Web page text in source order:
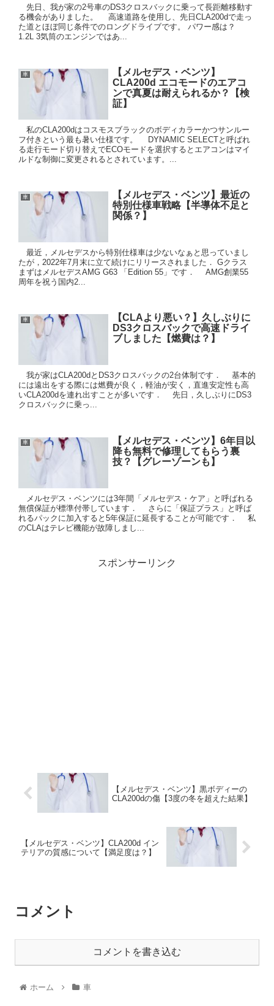
先日、我が家の2号車のDS3クロスバックに乗って長距離移動す
る機会がありました。 高速道路を使用し、先日CLA200dで走っ
た道とほぼ同じ条件でのロングドライブです。 パワー感は？
1.2L 3気筒のエンジンではあ...
車
【メルセデス・ベンツ】
CLA200d エコモードのエアコ
ンで真夏は耐えられるか？【検
証】
私のCLA200dはコスモスブラックのボディカラーかつサンルー
フ付きという最も暑い仕様です。 DYNAMIC SELECTと呼ばれ
る走行モード切り替えでECOモードを選択するとエアコンはマイ
ルドな制御に変更されるとされています。...
車
【メルセデス・ベンツ】最近の
特別仕様車戦略【半導体不足と
関係？】
最近，メルセデスから特別仕様車は少ないなぁと思っていまし
たが，2022年7月末に立て続けにリリースされました． Gクラス
まずはメルセデスAMG G63 「Edition 55」です． AMG創業55
周年を祝う国内2...
車
【CLAより悪い？】久しぶりに
DS3クロスバックで高速ドライ
ブしました【燃費は？】
我が家はCLA200dとDS3クロスバックの2台体制です． 基本的
には遠出をする際には燃費が良く，軽油が安く，直進安定性も高
いCLA200dを連れ出すことが多いです． 先日，久しぶりにDS3
クロスバックに乗っ...
車
【メルセデス・ベンツ】6年目以
降も無料で修理してもらう裏
技？【グレーゾーンも】
メルセデス・ベンツには3年間「メルセデス・ケア」と呼ばれる
無償保証が標準付帯しています． さらに「保証プラス」と呼ば
れるパックに加入すると5年保証に延長することが可能です． 私
のCLAはテレビ機能が故障しまし...
スポンサーリンク
【メルセデス・ベンツ】黒ボディーの
CLA200dの傷【3度の冬を超えた結果】
【メルセデス・ベンツ】CLA200d イン
テリアの質感について【満足度は？】
コメント
コメントを書き込む
ホーム 車